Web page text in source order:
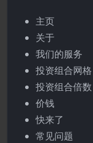
主页
关于
我们的服务
投资组合网格
投资组合倍数
价钱
快来了
常见问题